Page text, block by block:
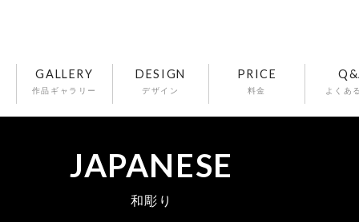
GALLERY
作品ギャラリー
DESIGN
デザイン
PRICE
料金 よくあ
JAPANESE
和彫り